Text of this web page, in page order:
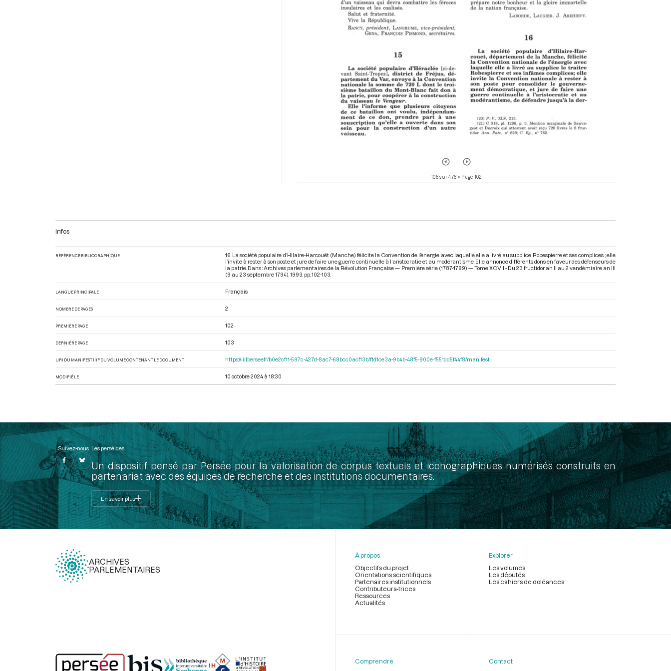
106 sur 476 • Page 102
Infos
RÉFÉRENCE BIBLIOGRAPHIQUE
16. La société populaire d’Hilaire-Harcouët (Manche) félicite la Convention de l’énergie avec laquelle elle a livré au supplice Robespierre et ses complices ; elle
l’invite à rester à son poste et jure de faire une guerre continuelle à l’aristocratie et au modérantisme. Elle annonce différents dons en faveur des défenseurs de
la patrie. Dans : Archives parlementaires de la Révolution Française — Première série (1787-1799) — Tome XCVII - Du 23 fructidor an II au 2 vendémiaire an III
(9 au 23 septembre 1794) . 1993. pp. 102-103.
LANGUE PRINCIPALE Français
NOMBRE DE PAGES 2
PREMIÈRE PAGE 102
DERNIÈRE PAGE 103
URI DU MANIFEST IIIF DU VOLUME CONTENANT LE DOCUMENT https://iiif.persee.fr/b0e2cf11-597c-427d-8ac7-68bcc0acf13b/f1d1ce3a-9b4b-48f5-900e-f551dd5f44f8/manifest
MODIFIÉ LE 10 octobre 2024 à 18:30
Suivez-nous Les perséides
Un dispositif pensé par Persée pour la valorisation de corpus textuels et iconographiques numérisés construits en
partenariat avec des équipes de recherche et des institutions documentaires.
En savoir plus
ARCHIVES
PARLEMENTAIRES
À propos
Objectifs du projet
Orientations scientifiques
Partenaires institutionnels
Contributeurs-trices
Ressources
Actualités
Explorer
Les volumes
Les députés
Les cahiers de doléances
Comprendre
Contact